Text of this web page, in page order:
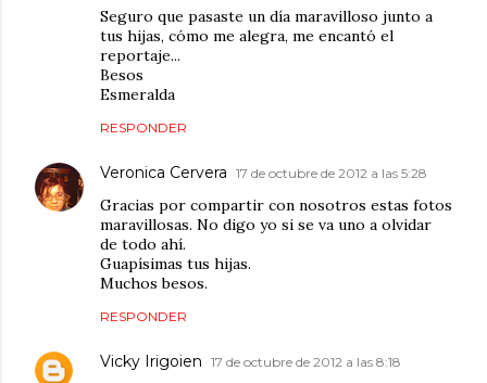
Seguro que pasaste un día maravilloso junto a
tus hijas, cómo me alegra, me encantó el
reportaje...
Besos
Esmeralda
RESPONDER
Veronica Cervera 17 de octubre de 2012 a las 5:28
Gracias por compartir con nosotros estas fotos
maravillosas. No digo yo si se va uno a olvidar
de todo ahí.
Guapísimas tus hijas.
Muchos besos.
RESPONDER
Vicky Irigoien 17 de octubre de 2012 a las 8:18